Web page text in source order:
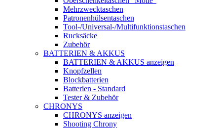
Mehrzwecktaschen
Patronenhülsentaschen
Tool-/Universal-/Multifunktionstaschen
Rucksäcke
Zubehör
BATTERIEN & AKKUS
BATTERIEN & AKKUS anzeigen
Knopfzellen
Blockbatterien
Batterien - Standard
Tester & Zubehör
CHRONYS
CHRONYS anzeigen
Shooting Chrony